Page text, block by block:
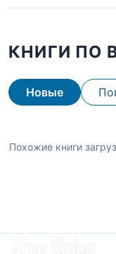
КНИГИ ПО
Новые
Похожие книги